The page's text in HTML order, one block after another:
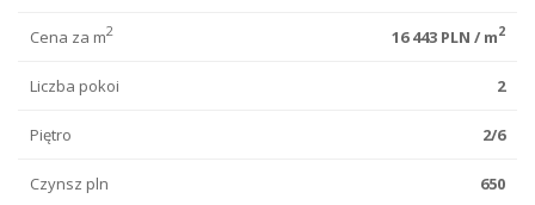
Cena za m2 16 443 PLN / m2
Liczba pokoi 2
Piętro 2/6
Czynsz pln 650